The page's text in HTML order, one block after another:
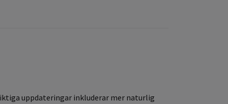
uppdateringar inkluderar mer naturlig